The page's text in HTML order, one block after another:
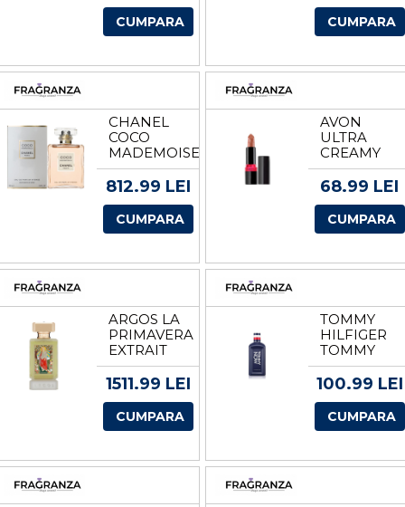
CUMPARA
FEMEI
EDP
ML
CUMPARA
CHANEL
COCO
MADEMOISELLE
INTENS
EDP
ML
812.99 LEI
CUMPARA
AVON
ULTRA
CREAMY
LIPSTICK
RUJ
68.99 LEI
CUMPARA
ARGOS LA
PRIMAVERA
EXTRAIT
DE
PARFUM
EXTRACT
DE
VOLUM
100 ML
1511.99 LEI
CUMPARA
TOMMY
HILFIGER
TOMMY
NOW
TESTER
EDT
VOLUM
100.99 LEI
CUMPARA